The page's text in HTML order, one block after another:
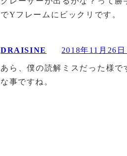
でYフレームにビックリです。
DRAISINE 2018年11月26
あら、僕の読解ミスだった様
な事ですね。